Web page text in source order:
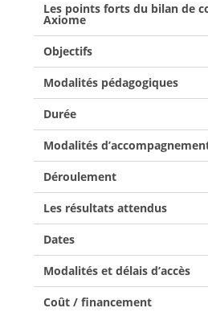
Les points forts du bilan de
Axiome
Objectifs
Modalités pédagogiques
Durée
Modalités
Déroulement
Les résultats attendus
Dates
Modalités et délais d’accès
Coût / financement